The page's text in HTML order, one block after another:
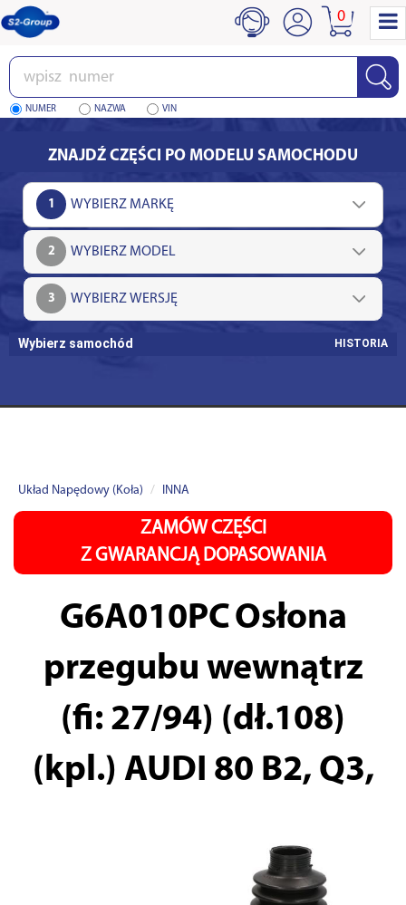
Wpisz
numer
NUMER NAZWA VIN
0
ZNAJDŹ CZĘŚCI PO MODELU SAMOCHODU
1
2
3
Wybierz samochód HISTORIA
Układ Napędowy (Koła) INNA
ZAMÓW CZĘŚCI
Z GWARANCJĄ DOPASOWANIA
G6A010PCOsłona
przegubu wewnątrz
(fi: 27/94) (dł.108)
(kpl.) AUDI 80 B2, Q3,